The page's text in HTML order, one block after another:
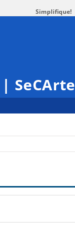
Simplifique!
SeCArte